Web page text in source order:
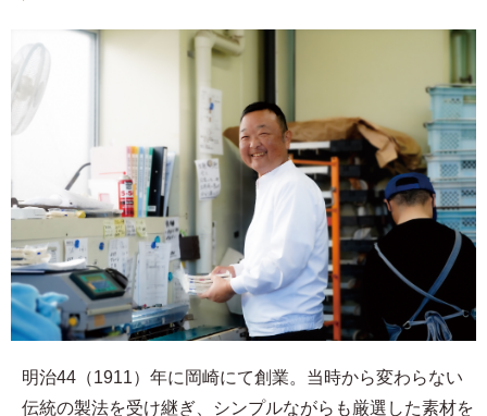
明治44（1911）年に岡崎にて創業。当時から変わらない
伝統の製法を受け継ぎ、シンプルながらも厳選した素材を